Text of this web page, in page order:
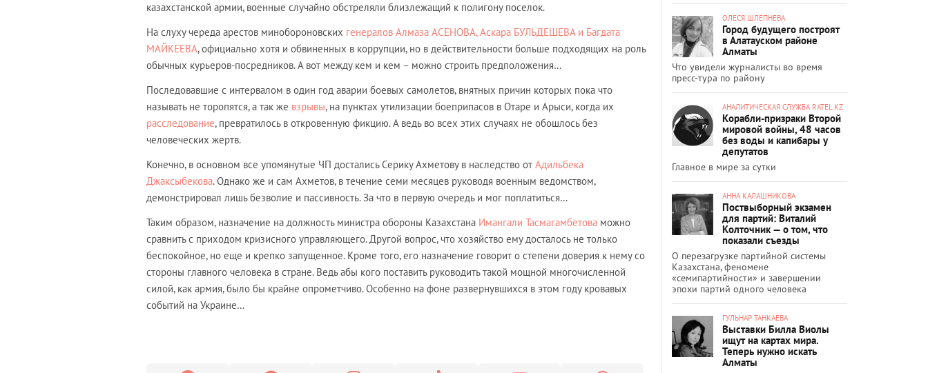
казахстанской армии, военные случайно обстреляли близлежащий к полигону поселок.
На слуху череда арестов минобороновских генералов Алмаза АСЕНОВА, Аскара БУЛЬДЕШЕВА и Багдата
МАЙКЕЕВА, официально хотя и обвиненных в коррупции, но в действительности больше подходящих на роль
обычных курьеров-посредников. А вот между кем и кем – можно строить предположения…
Последовавшие с интервалом в один год аварии боевых самолетов, внятных причин которых пока что
называть не торопятся, а так же взрывы, на пунктах утилизации боеприпасов в Отаре и Арыси, когда их
расследование, превратилось в откровенную фикцию. А ведь во всех этих случаях не обошлось без
человеческих жертв.
Конечно, в основном все упомянутые ЧП достались Серику Ахметову в наследство от Адильбека
Джаксыбекова. Однако же и сам Ахметов, в течение семи месяцев руководя военным ведомством,
демонстрировал лишь безволие и пассивность. За что в первую очередь и мог поплатиться…
Таким образом, назначение на должность министра обороны Казахстана Имангали Тасмагамбетова можно
сравнить с приходом кризисного управляющего. Другой вопрос, что хозяйство ему досталось не только
беспокойное, но еще и крепко запущенное. Кроме того, его назначение говорит о степени доверия к нему со
стороны главного человека в стране. Ведь абы кого поставить руководить такой мощной многочисленной
силой, как армия, было бы крайне опрометчиво. Особенно на фоне развернувшихся в этом году кровавых
событий на Украине…
ОЛЕСЯ ШЛЕПНЕВА
Город будущего построят
в Алатауском районе
Алматы
Что увидели журналисты во время
пресс-тура по району
АНАЛИТИЧЕСКАЯ СЛУЖБА RATEL.KZ
Корабли-призраки Второй
мировой войны, 48 часов
без воды и капибары у
депутатов
Главное в мире за сутки
АННА КАЛАШНИКОВА
Поствыборный экзамен
для партий: Виталий
Колточник — о том, что
показали съезды
О перезагрузке партийной системы
Казахстана, феномене
«семипартийности» и завершении
эпохи партий одного человека
ГУЛЬНАР ТАНКАЕВА
Выставки Билла Виолы
ищут на картах мира.
Теперь нужно искать
Алматы